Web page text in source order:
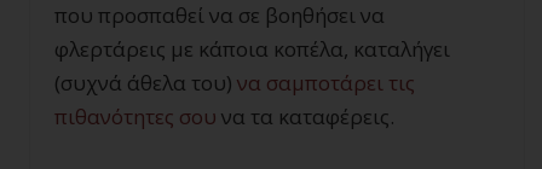
που προσπαθεί να σε βοηθήσει να
φλερτάρεις με κάποια κοπέλα, καταλήγει
(συχνά άθελα του) να σαμποτάρει τις
πιθανότητες σου να τα καταφέρεις.